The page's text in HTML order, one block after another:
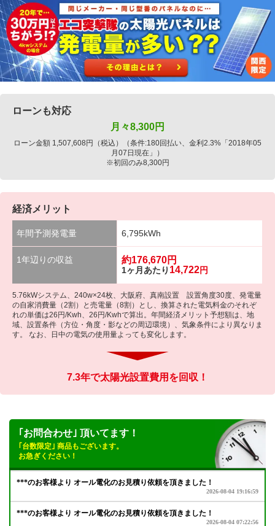
ローンも対応
月々8,300円
ローン金額 1,507,608円（税込）（条件:180回払い、金利2.3%「2018年05
月07日現在」）
※初回のみ8,300円
経済メリット
年間予測発電量 6,795kWh
1年辺りの収益 約176,670円
1ヶ月あたり 14,722円
5.76kWシステム、240w×24枚、大阪府、真南設置 設置角度30度、発電量
の自家消費量（2割）と売電量（8割）とし、換算された電気料金のそれぞ
れの単価は26円/Kwh、26円/Kwhで算出。年間経済メリット予想額は、地
域、設置条件（方位・角度・影などの周辺環境）、気象条件により異なりま
す。 なお、日中の電気の使用量よっても変化します。
7.3年で太陽光設置費用を回収！
｢お問合わせ｣ 頂いてます！
｢台数限定｣ 商品もございます。
お急ぎください！